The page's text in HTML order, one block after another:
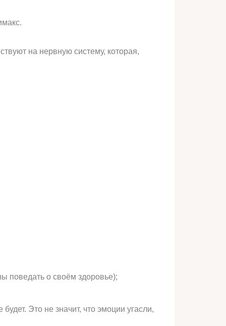
на нервную систему, которая,
поведать о своём здоровье);
Это не значит, что эмоции угасли,